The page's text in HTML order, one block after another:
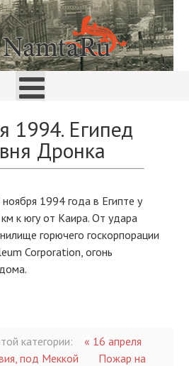
1994. Египед
Дронка
1994 года в Египте у
к югу от Каира. От удара
горючего госкорпорации
Corporation, огонь
категории:
« 16 апреля
под Меккой
Пожар на